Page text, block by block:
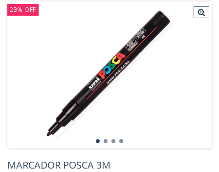
23% OFF
MARCADOR POSCA 3M